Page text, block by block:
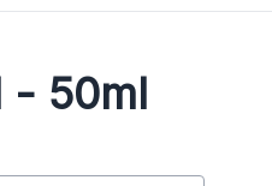
- 50ml